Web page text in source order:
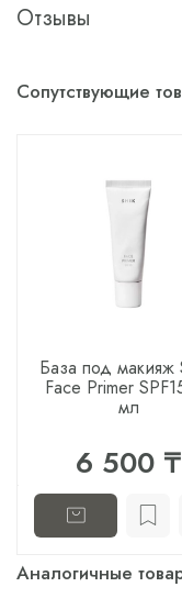
Отзывы
Сопутствующие
База под макияж
Face Primer
мл
6 500 ₸
Аналогичные